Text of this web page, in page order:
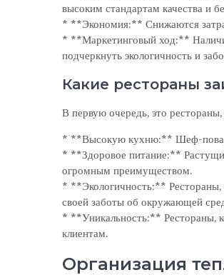
высоким стандартам качества и
* **Экономия:** Снижаются
* **Маркетинговый ход:**
подчеркнуть экологичность и
Какие рестораны
В первую очередь, это
* **Высокую кухню:** Шеф-повара
* **Здоровое питание:**
огромным преимуществом.
* **Экологичность:** Рестораны,
своей заботы об окружающей
* **Уникальность:** Рестораны,
клиентам.
Организация